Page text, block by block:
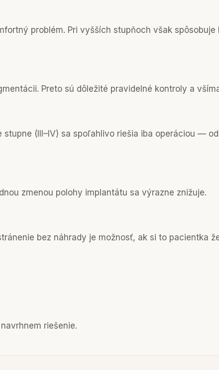
problém. Pri vyšších stupňoch však
Preto sú dôležité pravidelné kontroly a
(III–IV) sa spoľahlivo riešia iba operáciou —
zmenou polohy implantátu sa výrazne znižuje.
bez náhrady je možnosť, ak si to pacientka
riešenie.